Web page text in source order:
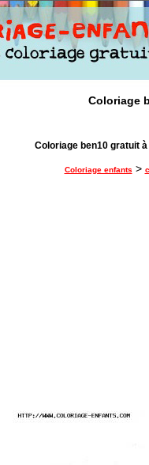
Coloriage
Coloriage ben10 gratuit
Coloriage enfants >